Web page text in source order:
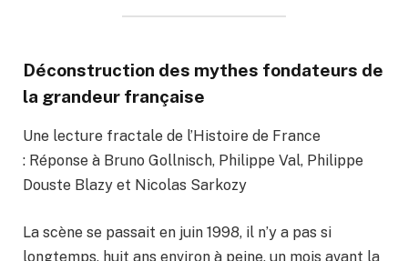
Déconstruction des mythes fondateurs de
la grandeur française
Une lecture fractale de l’Histoire de France
: Réponse à Bruno Gollnisch, Philippe Val, Philippe
Douste Blazy et Nicolas Sarkozy
La scène se passait en juin 1998, il n’y a pas si
longtemps, huit ans environ à peine, un mois avant la